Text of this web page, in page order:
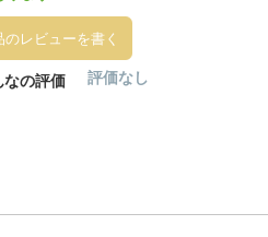
のレビューを書く
なの評価 評価なし